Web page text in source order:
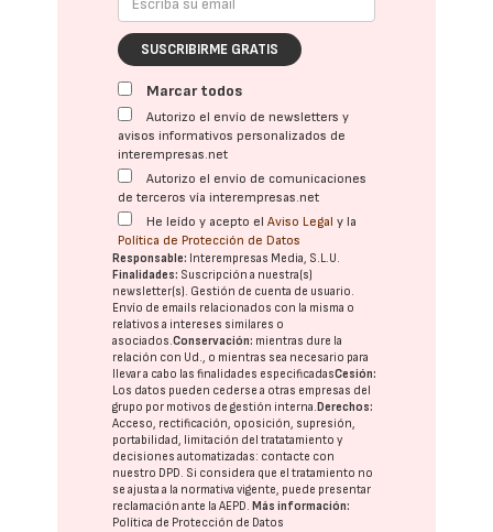
SUSCRIBIRME GRATIS
Marcar todos
Autorizo el envío de newsletters y
avisos informativos personalizados de
interempresas.net
Autorizo el envío de comunicaciones
de terceros vía interempresas.net
He leído y acepto elAviso Legal y la
Política de Protección de Datos
Responsable: Interempresas Media, S.L.U.
Finalidades: Suscripción a nuestra(s)
newsletter(s). Gestión de cuenta de usuario.
Envío de emails relacionados con la misma o
relativos a intereses similares o
asociados.Conservación: mientras dure la
relación con Ud., o mientras sea necesario para
llevar a cabo las finalidades especificadasCesión:
Los datos pueden cederse a otras empresas del
grupo por motivos de gestión interna. Derechos:
Acceso, rectificación, oposición, supresión,
portabilidad, limitación del tratatamiento y
decisiones automatizadas: contacte con
nuestro DPD. Si considera que el tratamiento no
se ajusta a la normativa vigente, puede presentar
reclamación ante laAEPD. Más información:
Política de Protección de Datos